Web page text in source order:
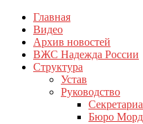
Перейти
содержимому
КПРФ Мордовия
Мордовское Региональное
Главная
Видео
Архив новостей
ВЖС Надежда России
Структура
Устав
Руководство
Бюро